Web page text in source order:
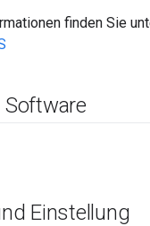
finden Sie
Einstellung